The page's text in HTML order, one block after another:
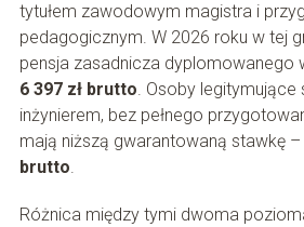
tytułem zawodowym magistra i
pedagogicznym. W 2026 roku w tej
pensja zasadnicza dyplomowanego
6 397 zł brutto. Osoby legitymujące
inżynierem, bez pełnego
mają niższą gwarantowaną stawkę –
brutto.
Różnica między tymi dwoma